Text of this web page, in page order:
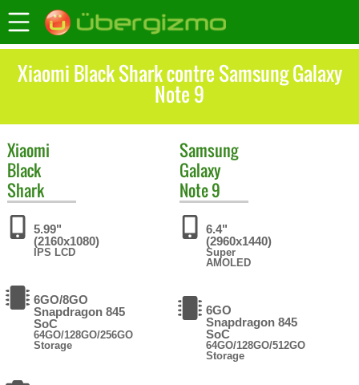
Xiaomi Black Shark contre Samsung Galaxy
Note 9
Xiaomi
Black
Shark
5.99"
(2160x1080)
IPS LCD
6GO/8GO
Snapdragon 845
SoC
64GO/128GO/256GO
Storage
Samsung
Galaxy
Note 9
6.4"
(2960x1440)
Super
AMOLED
6GO
Snapdragon 845
SoC
64GO/128GO/512GO
Storage